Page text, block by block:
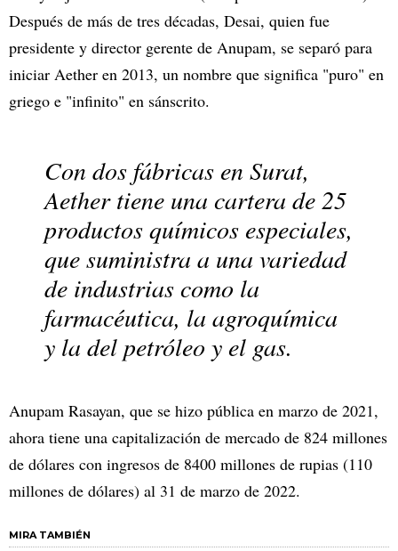
Después de más de tres décadas, Desai, quien fue
presidente y director gerente de Anupam, se separó para
iniciar Aether en 2013, un nombre que significa "puro" en
griego e "infinito" en sánscrito.
Con dos fábricas en Surat,
Aether tiene una cartera de 25
productos químicos especiales,
que suministra a una variedad
de industrias como la
farmacéutica, la agroquímica
y la del petróleo y el gas.
Anupam Rasayan, que se hizo pública en marzo de 2021,
ahora tiene una capitalización de mercado de 824 millones
de dólares con ingresos de 8400 millones de rupias (110
millones de dólares) al 31 de marzo de 2022.
MIRA TAMBIÉN